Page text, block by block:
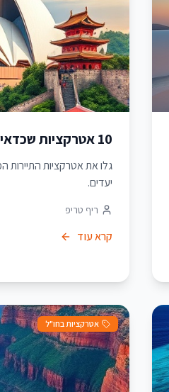
10 אטרקציות שכדאי לבקר בהן ברחבי העולם
גלו את אטרקציות התיירות
יעדים.
ריף טריפ
קרא עוד
אטרקציות בחו"ל